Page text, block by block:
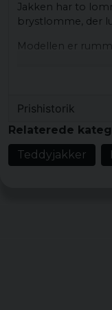
Jakken har to
brystlomme, der
Modellen er
Farve:
Materiale:
Prishistorik
Relaterede
Teddyjakker